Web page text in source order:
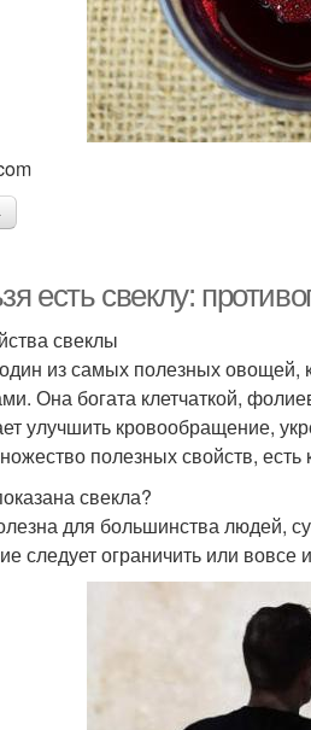
есть свеклу:
свеклы
из самых полезных
Она богата клетчаткой,
улучшить кровообращение,
полезных свойств,
свекла?
для большинства людей,
следует ограничить или